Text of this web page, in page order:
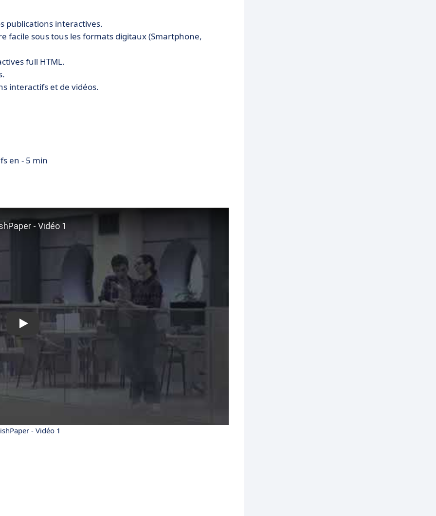
publications interactives.
facile sous tous les formats digitaux (Smartphone,
full HTML.
interactifs et de vidéos.
en - 5 min
- Vidéo 1